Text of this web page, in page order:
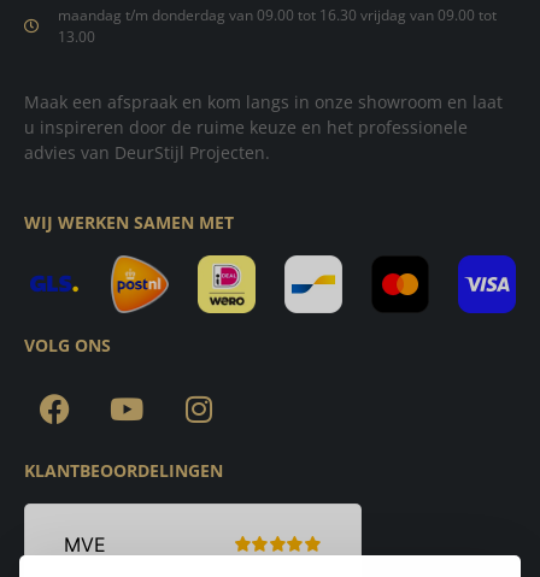
maandag t/m donderdag van 09.00 tot 16.30 vrijdag van 09.00 tot
13.00
Maak een afspraak en kom langs in onze showroom en laat
u inspireren door de ruime keuze en het professionele
advies van DeurStijl Projecten.
WIJ WERKEN SAMEN MET
VOLG ONS
KLANTBEOORDELINGEN